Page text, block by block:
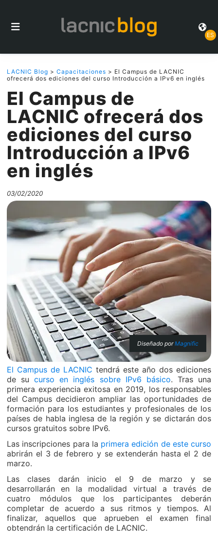
ES
LACNIC Blog > Capacitaciones > El Campus de LACNIC
ofrecerá dos ediciones del curso Introducción a IPv6 en inglés
El Campus de
LACNIC ofrecerá dos
ediciones del curso
Introducción a IPv6
en inglés
03/02/2020
Diseñado porMagnific
El Campus de LACNIC tendrá este año dos ediciones
de sucurso en inglés sobre IPv6 básico. Tras una
primera experiencia exitosa en 2019, los responsables
del Campus decidieron ampliar las oportunidades de
formación para los estudiantes y profesionales de los
países de habla inglesa de la región y se dictarán dos
cursos gratuitos sobre IPv6.
Las inscripciones para la primera edición de este curso
abrirán el 3 de febrero y se extenderán hasta el 2 de
marzo.
Las clases darán inicio el 9 de marzo y se
desarrollarán en la modalidad virtual a través de
cuatro módulos que los participantes deberán
completar de acuerdo a sus ritmos y tiempos. Al
finalizar, aquellos que aprueben el examen final
obtendrán la certificación de LACNIC.